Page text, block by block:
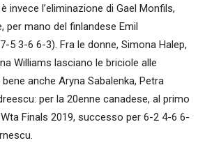
invece l’eliminazione di Gael Monfils,
per mano del finlandese Emil
5 3-6 6-3). Fra le donne, Simona Halep,
Williams lasciano le briciole alle
anche Aryna Sabalenka, Petra
per la 20enne canadese, al primo
Finals 2019, successo per 6-2 4-6 6-